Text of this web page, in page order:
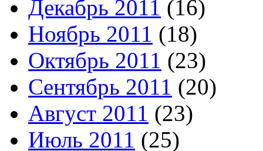
Декабрь 2011 (16)
Ноябрь 2011 (18)
Октябрь 2011 (23)
Сентябрь 2011 (20)
Август 2011 (23)
Июль 2011 (25)